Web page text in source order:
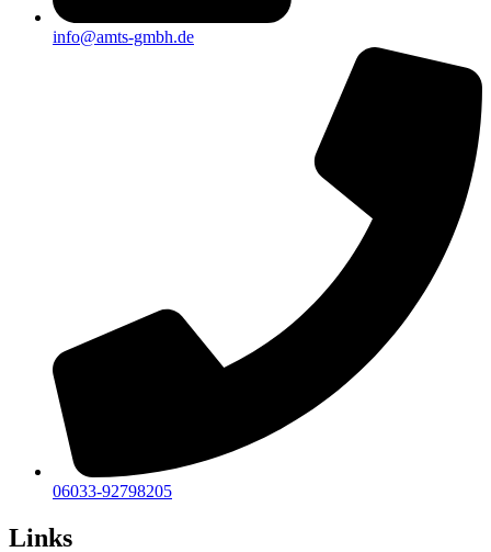
info@amts-gmbh.de
06033-92798205
Links